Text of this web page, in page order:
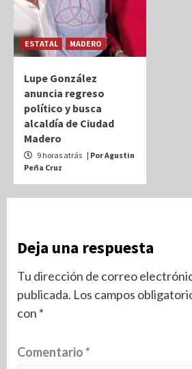
ESTATAL MADERO
Lupe González
anuncia regreso
político y busca
alcaldía de Ciudad
Madero
9 horas atrás | Por Agustin
Peña Cruz
Deja una respuesta
Tu dirección de correo
publicada. Los campos
con *
Comentario*